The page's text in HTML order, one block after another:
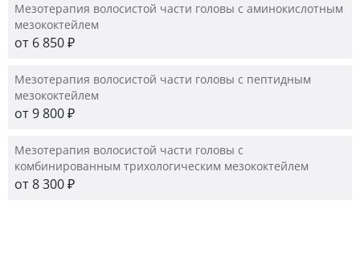
Мезотерапия волосистой части головы с аминокислотным
мезококтейлем
от 6 850 ₽
Мезотерапия волосистой части головы с пептидным
мезококтейлем
от 9 800 ₽
Мезотерапия волосистой части головы с
комбинированным трихологическим мезококтейлем
от 8 300 ₽